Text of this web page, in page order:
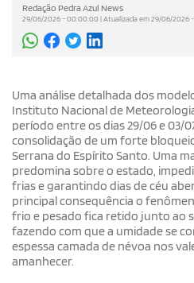
Redação Pedra Azul News
29/06/2026 - 00:00:00 | Atualizada em 29/06/2026
Uma análise detalhada dos
Instituto Nacional de
período entre os dias 29/06 e 03/
consolidação de um forte
Serrana do Espírito Santo. Uma
predomina sobre o estado,
frias e garantindo dias de céu
principal consequência o
frio e pesado fica retido junto ao
fazendo com que a umidade se
espessa camada de névoa nos
amanhecer.